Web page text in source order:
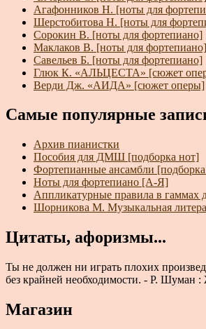
Агафонников Н. [ноты для
Шерстобитова Н. [ноты для
Сорокин В. [ноты для фортепиано]
Маклаков В. [ноты для фортепиано]
Савельев Б. [ноты для фортепиано]
Глюк К. «АЛЬЦЕСТА» [сюжет
Верди Дж. «АИДА» [сюжет оперы]
Самые популярные
Архив пианистки
Пособия для ДМШ [подборка нот]
Фортепианные ансамбли
Ноты для фортепиано [А-Я]
Аппликатурные правила в гаммах
Шорникова М. Музыкальная
Цитаты, афоризмы...
Ты не должен ни играть плохих
без крайней необходимости. - Р. Шуман
Магазин